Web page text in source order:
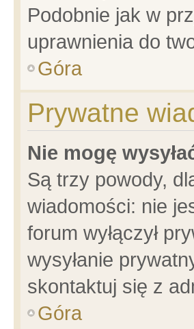
Podobnie jak w
uprawnienia do
Góra
Prywatne
Nie mogę
Są trzy powody,
wiadomości: nie
forum wyłączył
wysyłanie
skontaktuj się z
Góra